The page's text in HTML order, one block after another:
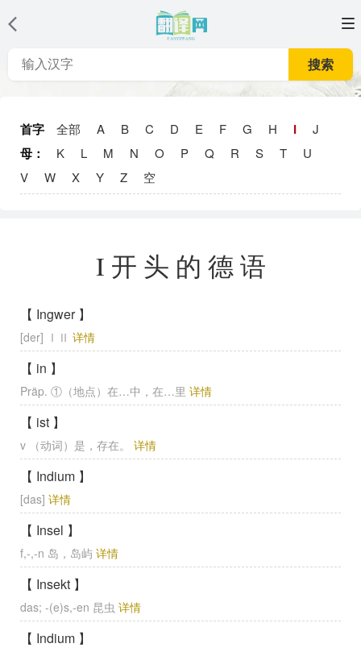
搜索
首字
母：
全部 A B C D E F G H I
J
K
L M N O P Q R S T
U
V
W X Y Z 空
I开头的德语
【 Ingwer 】
[der] ⅠⅡ 详情
【 in 】
Präp. ①（地点）在…中，在…里 详情
【 ist 】
v （动词）是，存在。 详情
【 Indium 】
[das] 详情
【 Insel 】
f,-,-n 岛，岛屿 详情
【 Insekt 】
das; -(e)s,-en 昆虫 详情
【 Indium 】